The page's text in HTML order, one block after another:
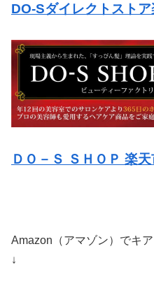
DO-Sダイレクトスト
ＤＯ－Ｓ ＳＨＯＰ 楽
Amazon（アマゾン）でキ
↓